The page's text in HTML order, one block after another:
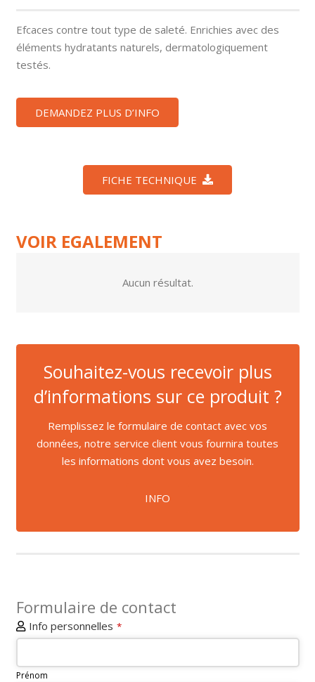
Efcaces contre tout type de saleté. Enrichies avec des
éléments hydratants naturels, dermatologiquement
testés.
DEMANDEZ PLUS D’INFO
FICHE TECHNIQUE
VOIR EGALEMENT
Aucun résultat.
Souhaitez-vous recevoir plus
d’informations sur ce produit ?
Remplissez le formulaire de contact avec vos
données, notre service client vous fournira toutes
les informations dont vous avez besoin.
INFO
Formulaire de contact
Info personnelles *
Prénom